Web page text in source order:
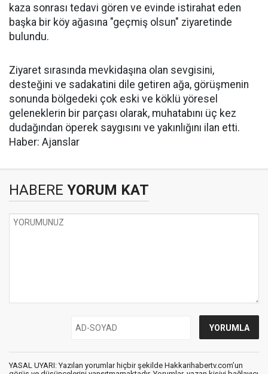
kaza sonrası tedavi gören ve evinde istirahat eden
başka bir köy ağasına "geçmiş olsun" ziyaretinde
bulundu.
Ziyaret sırasında mevkidaşına olan sevgisini,
desteğini ve sadakatini dile getiren ağa, görüşmenin
sonunda bölgedeki çok eski ve köklü yöresel
geleneklerin bir parçası olarak, muhatabını üç kez
dudağından öperek saygısını ve yakınlığını ilan etti.
Haber: Ajanslar
HABERE YORUM KAT
YASAL UYARI: Yazılan yorumlar hiçbir şekilde Hakkarihabertv.com’un